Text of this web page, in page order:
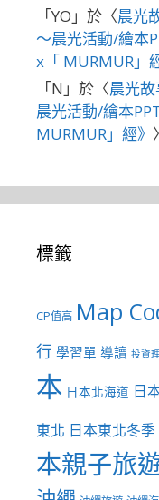
「YO 」於〈晨光
～晨光活動/繪本
x「 MURMUR」
「N 」於〈晨光
晨光活動/繪本
MURMUR」經》
標籤
CP值高 Map
行 學習單 導讀 投資
本 日本北海道 日
東北 日本東北冬季
本親子旅